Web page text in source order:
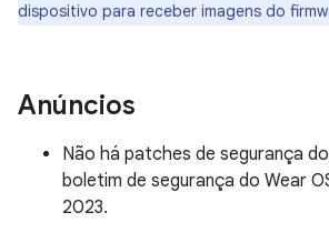
dispositivo para receber imagens do
Anúncios
Não há patches de segurança
boletim de segurança do Wear
2023.